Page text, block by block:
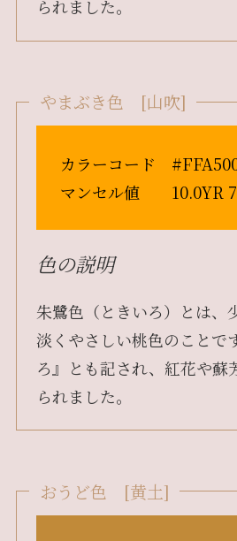
られました。
やまぶき色 [山吹]
カラーコード
マンセル値 10.0YR
色の説明
朱鷺色（ときいろ）とは、
淡くやさしい桃色のことで
ろ』とも記され、紅花や蘇
られました。
おうど色 [黄土]